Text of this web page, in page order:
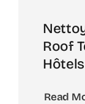
Roof
Hôtels
Read